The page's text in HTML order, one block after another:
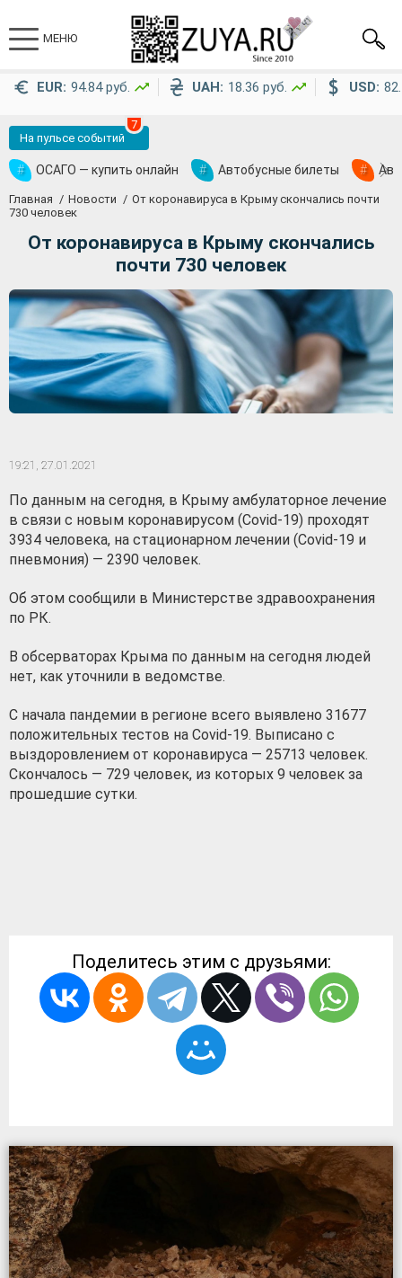
МЕНЮ
EUR: 94.84 руб. UAH: 18.36 руб. USD:
На пульсе событий
7
# ОСАГО — купить онлайн # Автобусные билеты #
Главная Новости
От коронавируса в Крыму скончались почти
730 человек
От коронавируса в Крыму скончались
почти 730 человек
19:21, 27.01.2021
По данным на сегодня, в Крыму амбулаторное лечение
в связи с новым коронавирусом (Сovid-19) проходят
3934 человека, на стационарном лечении (Сovid-19 и
пневмония) — 2390 человек.
Об этом сообщили в Министерстве здравоохранения
по РК.
В обсерваторах Крыма по данным на сегодня людей
нет, как уточнили в ведомстве.
С начала пандемии в регионе всего выявлено 31677
положительных тестов на Covid-19. Выписано с
выздоровлением от коронавируса — 25713 человек.
Скончалось — 729 человек, из которых 9 человек за
прошедшие сутки.
Поделитесь этим с друзьями: